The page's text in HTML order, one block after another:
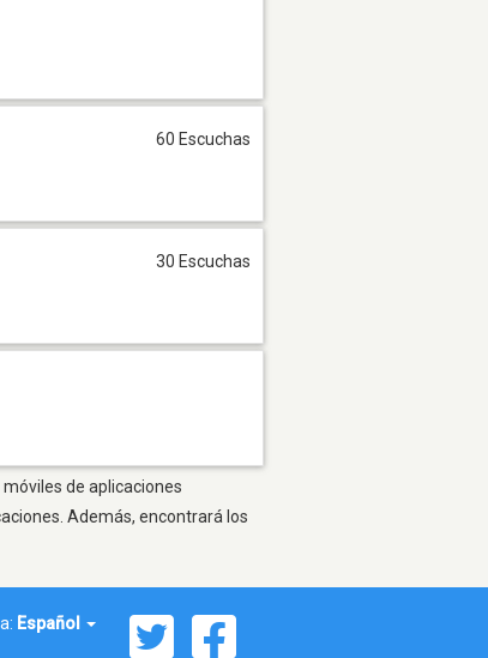
60 Escuchas
30 Escuchas
de aplicaciones
Además, encontrará los
Español